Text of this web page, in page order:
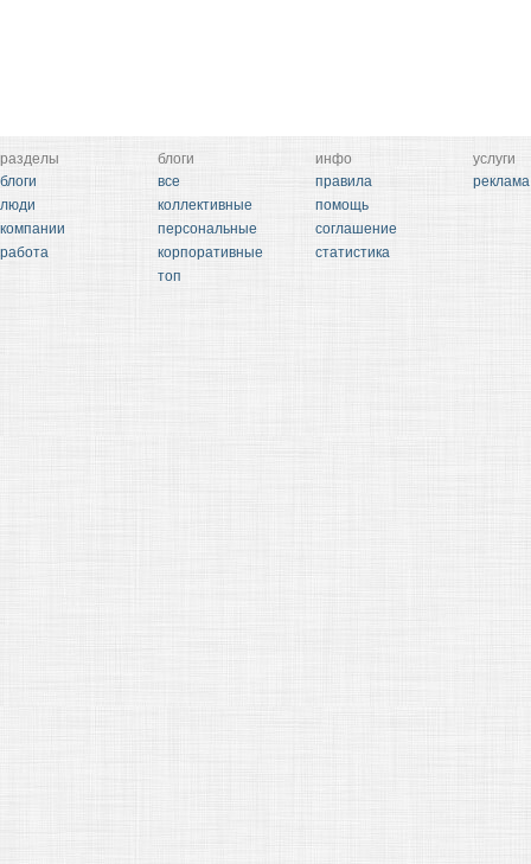
разделы
блоги
люди
компании
работа
блоги
все
коллективные
персональные
корпоративные
топ
инфо
правила
помощь
соглашение
статистика
услуги
реклама